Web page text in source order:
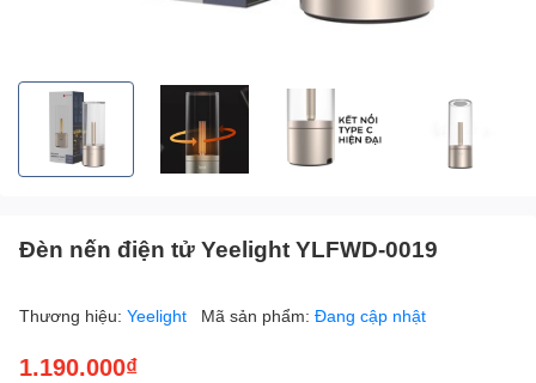
Đèn nến điện tử Yeelight YLFWD-0019
Thương hiệu: Yeelight Mã sản phẩm: Đang cập nhật
1.190.000₫